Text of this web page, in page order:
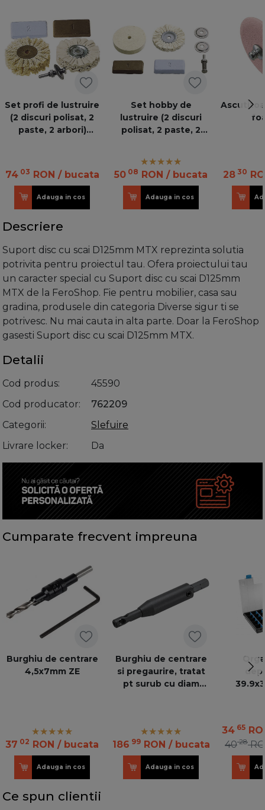
Set profi de lustruire
(2 discuri polisat, 2
paste, 2 arbori)
74 03 RON / bucata
Adauga in cos
Set hobby de
lustruire (2 discuri
polisat, 2 paste, 2
50 08 RON / bucata
Adauga in cos
28 30
Descriere
Suport disc cu scai D125mm MTX reprezinta solutia
potrivita pentru proiectul tau. Ofera proiectului tau
un caracter special cu Suport disc cu scai D125mm
MTX de la FeroShop. Fie pentru mobilier, casa sau
gradina, produsele din categoria Diverse sigur ti se
potrivesc. Nu mai cauta in alta parte. Doar la FeroShop
gasesti Suport disc cu scai D125mm MTX.
Detalii
Cod produs
45590
Cod producator
762209
Categorii
Slefuire
Livrare locker
Da
Cumparate frecvent impreuna
Burghiu de centrare
4,5x7mm ZE
37 02 RON / bucata
Adauga in cos
Burghiu de centrare
si pregaurire, tratat
pt surub cu diam
186 99 RON / bucata
Adauga in cos
34 65
4028
Ce spun clientii